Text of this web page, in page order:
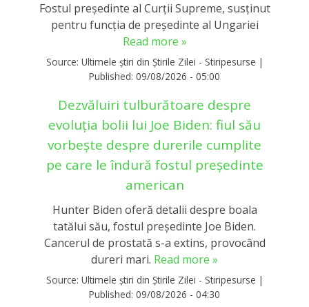
Fostul președinte al Curții Supreme, susținut
pentru funcția de președinte al Ungariei
Read more »
Source: Ultimele știri din Știrile Zilei - Stiripesurse |
Published: 09/08/2026 - 05:00
Dezvăluiri tulburătoare despre
evoluția bolii lui Joe Biden: fiul său
vorbește despre durerile cumplite
pe care le îndură fostul președinte
american
Hunter Biden oferă detalii despre boala
tatălui său, fostul președinte Joe Biden.
Cancerul de prostată s-a extins, provocând
dureri mari. Read more »
Source: Ultimele știri din Știrile Zilei - Stiripesurse |
Published: 09/08/2026 - 04:30